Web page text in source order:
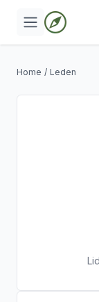
Home / Leden